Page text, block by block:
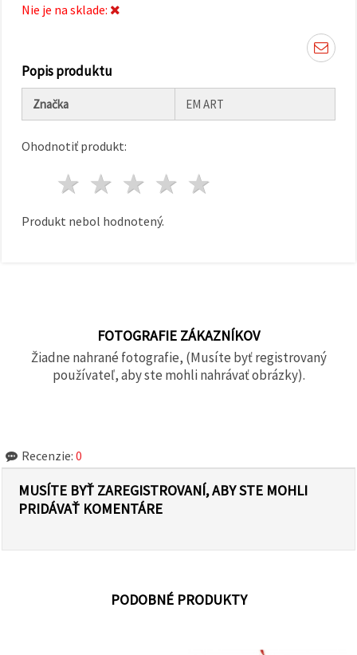
na tlačidlo
Prijať
Nastavenia
Nie je na sklade:
Popis produktu
Značka EM ART
Ohodnotiť produkt:
4 hviezdy
3 hviezdy
2 hviezdy
1 hviezda
Produkt nebol hodnotený.
FOTOGRAFIE ZÁKAZNÍKOV
Žiadne nahrané fotografie, (Musíte byť registrovaný
používateľ, aby ste mohli nahrávať obrázky).
Recenzie: 0
MUSÍTE BYŤ ZAREGISTROVANÍ, ABY STE MOHLI
PRIDÁVAŤ KOMENTÁRE
PODOBNÉ PRODUKTY